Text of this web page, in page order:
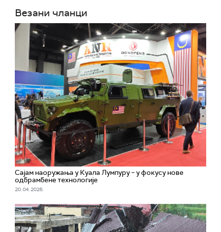
Везани чланци
Сајам наоружања у Куала Лумпуру – у фокусу нове
одбрамбене технологије
20. 04. 2026.